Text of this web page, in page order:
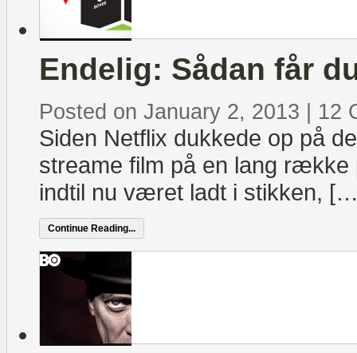
Endelig: Sådan får
Posted on January 2, 2013 12
Siden Netflix dukkede op på
streame film på en lang række
indtil nu været ladt i stikken,
Continue Reading...